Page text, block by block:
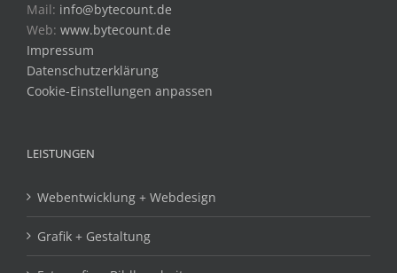
Mail: info@bytecount.de
Web: www.bytecount.de
Impressum
Datenschutzerklärung
Cookie-Einstellungen anpassen
LEISTUNGEN
Webentwicklung + Webdesign
Grafik + Gestaltung